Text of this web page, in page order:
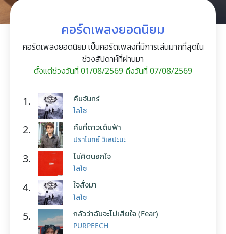
คอร์ดเพลงยอดนิยม
คอร์ดเพลงยอดนิยม เป็นคอร์ดเพลงที่มีการเล่นมากที่สุดใน
ช่วงสัปดาห์ที่ผ่านมา
ตั้งแต่ช่วงวันที่ 01/08/2569 ถึงวันที่ 07/08/2569
1. คืนจันทร์
โลโซ
2. คืนที่ดาวเต็มฟ้า
ปราโมทย์ วิเลปะนะ
3. ไม่คิดนอกใจ
โลโซ
4. ใจสั่งมา
โลโซ
5. กลัวว่าฉันจะไม่เสียใจ (Fear)
PURPEECH